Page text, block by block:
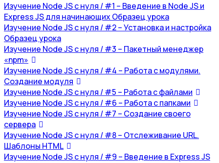
Изучение Node JS с нуля / #1 – Введение в Node JS и
Express JS для начинающихОбразец урока
Изучение Node JS с нуля / #2 – Установка и настройка
Образец урока
Изучение Node JS с нуля / #3 – Пакетный менеджер
«npm»
Изучение Node JS с нуля / #4 – Работа с модулями.
Создание модуля
Изучение Node JS с нуля / #5 – Работа с файлами
Изучение Node JS с нуля / #6 – Работа с папками
Изучение Node JS с нуля / #7 – Создание своего
сервера
Изучение Node JS с нуля / #8 – Отслеживание URL.
Шаблоны HTML
Изучение Node JS с нуля / #9 – Введение в Express JS